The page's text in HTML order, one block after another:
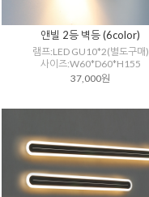
앤빌 2등 벽등 (6color)
램프:LED GU10*2(별도구매)
사이즈:W60*D60*H155
37,000원